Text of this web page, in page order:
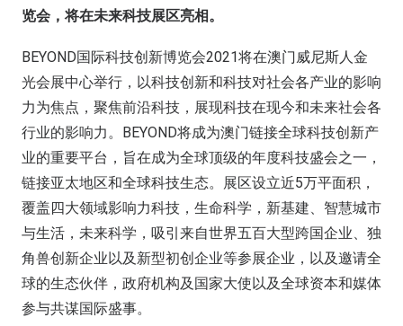
览会，将在未来科技展区亮相。
BEYOND国际科技创新博览会2021将在澳门威尼斯人金
光会展中心举行，以科技创新和科技对社会各产业的影响
力为焦点，聚焦前沿科技，展现科技在现今和未来社会各
行业的影响力。BEYOND将成为澳门链接全球科技创新产
业的重要平台，旨在成为全球顶级的年度科技盛会之一，
链接亚太地区和全球科技生态。展区设立近5万平面积，
覆盖四大领域影响力科技，生命科学，新基建、智慧城市
与生活，未来科学，吸引来自世界五百大型跨国企业、独
角兽创新企业以及新型初创企业等参展企业，以及邀请全
球的生态伙伴，政府机构及国家大使以及全球资本和媒体
参与共谋国际盛事。